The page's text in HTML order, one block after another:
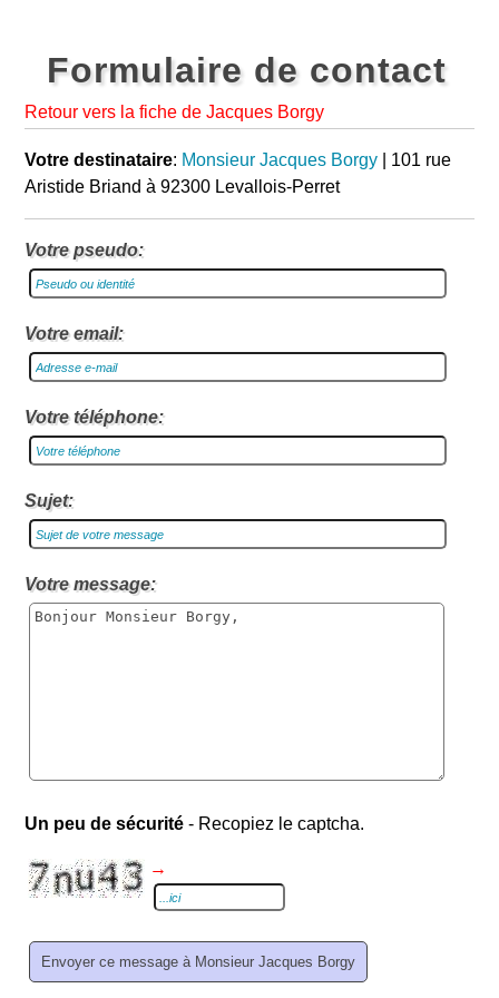
Formulaire de contact
Retour vers la fiche de Jacques Borgy
Votre destinataire: Monsieur Jacques Borgy | 101 rue
Aristide Briand à 92300 Levallois-Perret
Votre pseudo:
Votre email:
Votre téléphone:
Sujet:
Votre message:
Un peu de sécurité - Recopiez le captcha.
→